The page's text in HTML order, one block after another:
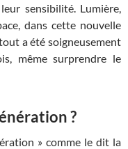
sensibilité. Lumière,
dans cette nouvelle
a été soigneusement
même surprendre le
?
» comme le dit la